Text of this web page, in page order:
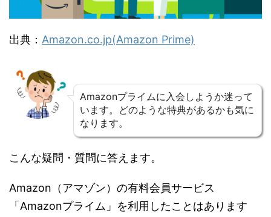
出典： Amazon.co.jp(Amazon Prime)
Amazonプライムに入会しようか迷って
います。どのような特典があるかも気に
なります。
こんな疑問・質問に答えます。
Amazon（アマゾン）の有料会員サービス
「Amazonプライム」を利用したことはあります